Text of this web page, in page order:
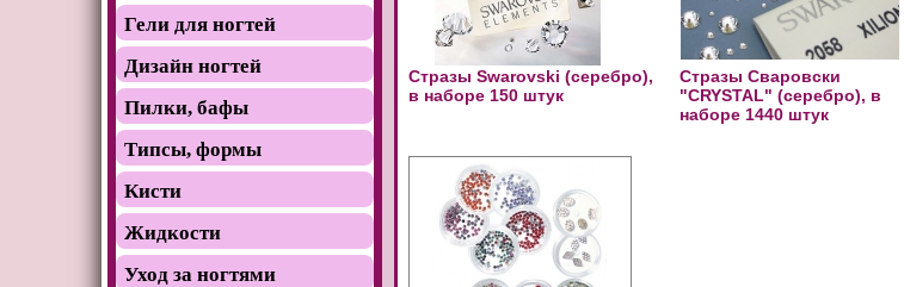
Гели для ногтей
Дизайн ногтей
Пилки, бафы
Типсы, формы
Кисти
Жидкости
Уход за ногтями
Стразы Swarovski (серебро),
в наборе 150 штук
Стразы Сваровски
"CRYSTAL" (серебро), в
наборе 1440 штук